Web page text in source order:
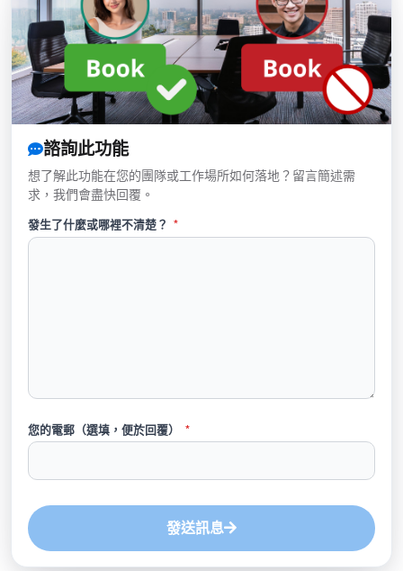
諮詢此功能
想了解此功能在您的團隊或工作場所如何落地？留言簡述需
求，我們會盡快回覆。
發生了什麼或哪裡不清楚？ *
您的電郵（選填，便於回覆） *
發送訊息